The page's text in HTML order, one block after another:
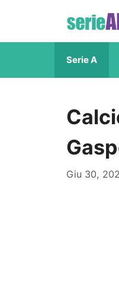
contenuto
Serie A
Giu 30,